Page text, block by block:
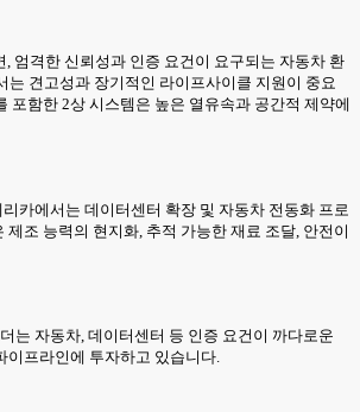
엄격한 신뢰성과 인증 요건이 요구되는 자동차 환
견고성과 장기적인 라이프사이클 지원이 중요
함한 2상 시스템은 높은 열유속과 공간적 제약에
카에서는 데이터센터 확장 및 자동차 전동화 프로
조 능력의 현지화, 추적 가능한 재료 조달, 안전이
는 자동차, 데이터센터 등 인증 요건이 까다로운
이프라인에 투자하고 있습니다.